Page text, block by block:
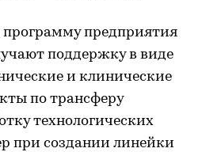
программу предприятия
поддержку в виде
и клинические
по трансферу
технологических
при создании линейки